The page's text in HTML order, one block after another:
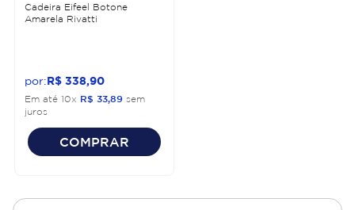
Cadeira Eifeel Botone
Amarela Rivatti
R$ 338 90
Em até 10x R$ 33 89 sem
juros
COMPRAR